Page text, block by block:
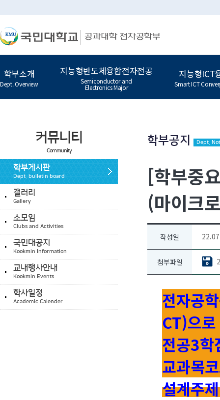
학부소개
Dept. Overview
지능형반도체융합전자전공
Semiconductor and
Electronics Major
지능형ICT
Smart ICT
커뮤니티
Community
학부게시판
Dept. bulletin board
갤러리
Gallery
소모임
Clubs and Activities
국민대공지
Kookmin Information
교내행사안내
Kookmin Events
학사일정
Academic Calender
학부공지 Dept.
[학부중
(마이크
작성일
첨부파일
전자공
CT)으
전공3학
교과목
설계주